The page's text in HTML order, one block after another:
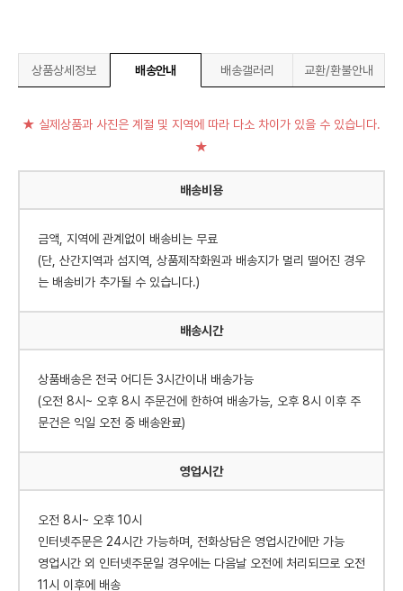
상품상세정보 배송안내 배송갤러리 교환/환불안내
★ 실제상품과 사진은 계절 및 지역에 따라 다소 차이가 있을 수 있습니다.
★
배송비용
금액, 지역에 관계없이 배송비는 무료
(단, 산간지역과 섬지역, 상품제작화원과 배송지가 멀리 떨어진 경우
는 배송비가 추가될 수 있습니다.)
배송시간
상품배송은 전국 어디든 3시간이내 배송가능
(오전 8시~ 오후 8시 주문건에 한하여 배송가능, 오후 8시 이후 주
문건은 익일 오전 중 배송완료)
영업시간
오전 8시~ 오후 10시
인터넷주문은 24시간 가능하며, 전화상담은 영업시간에만 가능
영업시간 외 인터넷주문일 경우에는 다음날 오전에 처리되므로 오전
11시 이후에 배송